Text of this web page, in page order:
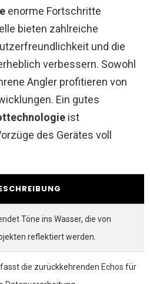
enorme Fortschritte
bieten zahlreiche
und die
verbessern. Sowohl
Angler profitieren von
Ein gutes
ist
des Gerätes voll
Töne ins Wasser, die von
reflektiert werden.
die zurückkehrenden Echos für